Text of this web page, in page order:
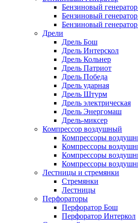
Бензиновый
Бензиновый
Бензиновый
Дрели
Дрель Бош
Дрель Интерскол
Дрель Кольнер
Дрель Патриот
Дрель Победа
Дрель ударная
Дрель Штурм
Дрель электрическая
Дрель Энергомаш
Дрель-миксер
Компрессор воздушный
Компрессоры
Компрессоры
Компрессоры
Компрессоры
Лестницы и стремянки
Стремянки
Лестницы
Перфораторы
Перфоратор Бош
Перфоратор Интеркол